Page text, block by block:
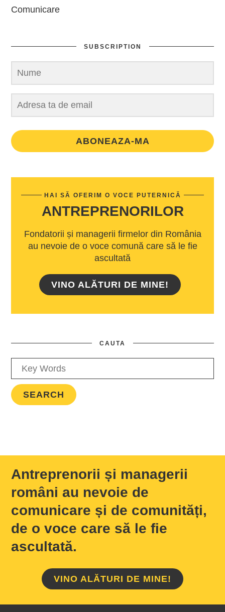
Comunicare
SUBSCRIPTION
ABONEAZA-MA
HAI SĂ OFERIM O VOCE PUTERNICĂ
ANTREPRENORILOR
Fondatorii și managerii firmelor din România
au nevoie de o voce comună care să le fie
ascultată
VINO ALĂTURI DE MINE!
CAUTA
Antreprenorii și managerii
români au nevoie de
comunicare și de comunități,
de o voce care să le fie
ascultată.
VINO ALĂTURI DE MINE!